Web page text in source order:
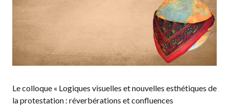
Le colloque « Logiques visuelles et nouvelles esthétiques de
la protestation : réverbérations et confluences